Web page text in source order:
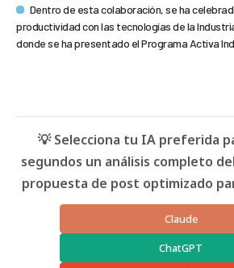
Dentro de esta colaboración, se ha
productividad con las tecnologías de la
donde se ha presentado el Programa Activa
💡 Selecciona tu IA preferida
segundos un análisis completo
propuesta de post optimizado
Claude
ChatGPT